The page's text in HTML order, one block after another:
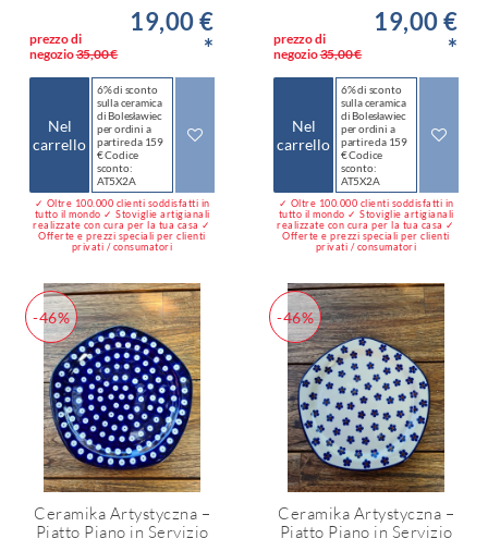
prezzo di
negozio35,00 €
19,00 €
*
Nel
carrello
6% di sconto
sulla ceramica
di Bolesławiec
per ordini a
partire da 159
€ Codice
sconto:
AT5X2A
✓ Oltre 100.000 clienti soddisfatti in
tutto il mondo ✓ Stoviglie artigianali
realizzate con cura per la tua casa ✓
Offerte e prezzi speciali per clienti
privati / consumatori
prezzo di
negozio35,00 €
19,00 €
*
Nel
carrello
6% di sconto
sulla ceramica
di Bolesławiec
per ordini a
partire da 159
€ Codice
sconto:
AT5X2A
✓ Oltre 100.000 clienti soddisfatti in
tutto il mondo ✓ Stoviglie artigianali
realizzate con cura per la tua casa ✓
Offerte e prezzi speciali per clienti
privati / consumatori
-46%
Ceramika Artystyczna –
Piatto Piano in Servizio
-46%
Ceramika Artystyczna –
Piatto Piano in Servizio